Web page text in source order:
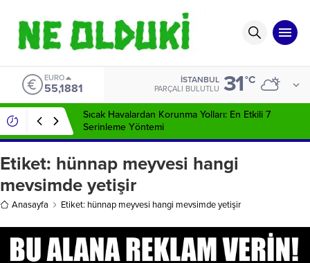
EURO
55,1881
İSTANBUL
PARÇALI BULUTLU 31°C
Sıcak Havalardan Korunma Yolları: En Etkili 7
Serinleme Yöntemi
Etiket: hünnap meyvesi hangi
mevsimde yetişir
Anasayfa Etiket: hünnap meyvesi hangi mevsimde yetişir